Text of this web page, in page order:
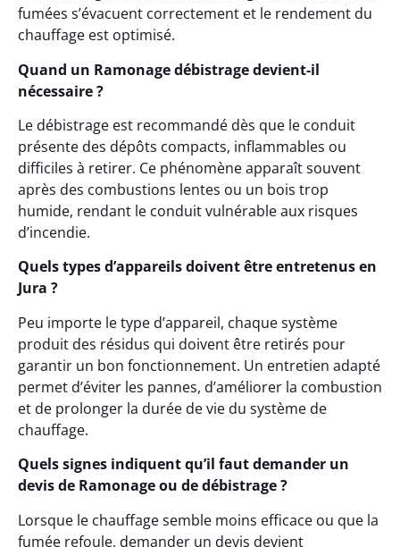
fumées s’évacuent correctement et le rendement du
chauffage est optimisé.
Quand un Ramonage débistrage devient-il
nécessaire ?
Le débistrage est recommandé dès que le conduit
présente des dépôts compacts, inflammables ou
difficiles à retirer. Ce phénomène apparaît souvent
après des combustions lentes ou un bois trop
humide, rendant le conduit vulnérable aux risques
d’incendie.
Quels types d’appareils doivent être entretenus en
Jura ?
Peu importe le type d’appareil, chaque système
produit des résidus qui doivent être retirés pour
garantir un bon fonctionnement. Un entretien adapté
permet d’éviter les pannes, d’améliorer la combustion
et de prolonger la durée de vie du système de
chauffage.
Quels signes indiquent qu’il faut demander un
devis de Ramonage ou de débistrage ?
Lorsque le chauffage semble moins efficace ou que la
fumée refoule, demander un devis devient